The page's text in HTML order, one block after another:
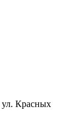
ул. Красных